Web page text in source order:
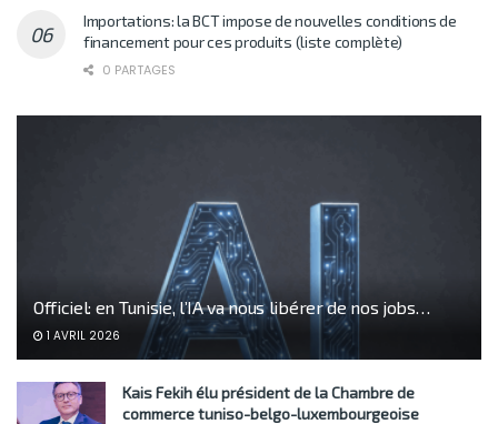
Importations: la BCT impose de nouvelles conditions de
financement pour ces produits (liste complète)
0 PARTAGES
Officiel: en Tunisie, l’IA va nous libérer de nos jobs…
1 AVRIL 2026
Kais Fekih élu président de la Chambre de
commerce tuniso-belgo-luxembourgeoise